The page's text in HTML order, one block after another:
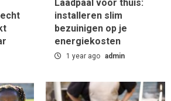
Laadpaal voor thuis:
installeren slim
bezuinigen op je
energiekosten
1 year ago admin